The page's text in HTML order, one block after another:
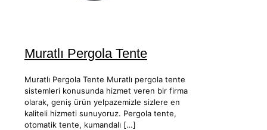
Muratlı Pergola Tente
Muratlı Pergola Tente Muratlı pergola tente
sistemleri konusunda hizmet veren bir firma
olarak, geniş ürün yelpazemizle sizlere en
kaliteli hizmeti sunuyoruz. Pergola tente,
otomatik tente, kumandalı […]